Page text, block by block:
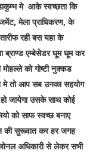
मे आके स्वच्छता कि
मेला प्राधिकरण, के
रही बस यहा के
ब्राण्ड एम्बेसेडर घूम घूम कर
को गोष्टी नुक्कड
तो आप सब उनका सहयोग
जायेगा उसके साथ कोई
को साफ स्वच्छ बनाए
की सुरूवात कर हर जगह
अधिकारी से लेकर सभी